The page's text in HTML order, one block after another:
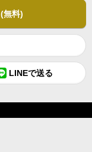
(無料)
LINEで送る